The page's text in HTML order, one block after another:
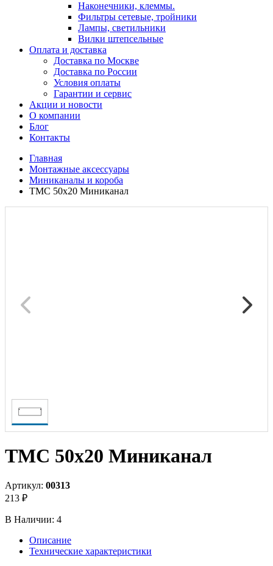
Наконечники, клеммы.
Фильтры сетевые, тройники
Лампы, светильники
Вилки штепсельные
Оплата и доставка
Доставка по Москве
Доставка по России
Условия оплаты
Гарантии и сервис
Акции и новости
О компании
Блог
Контакты
Главная
Монтажные аксессуары
Миниканалы и короба
TMC 50x20 Миниканал
TMC 50x20 Миниканал
Артикул: 00313
213 ₽
В Наличии: 4
Описание
Технические характеристики